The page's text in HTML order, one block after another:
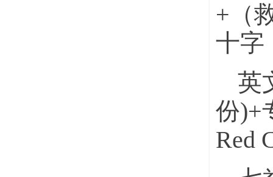
+（
十字
英
份)+
Red